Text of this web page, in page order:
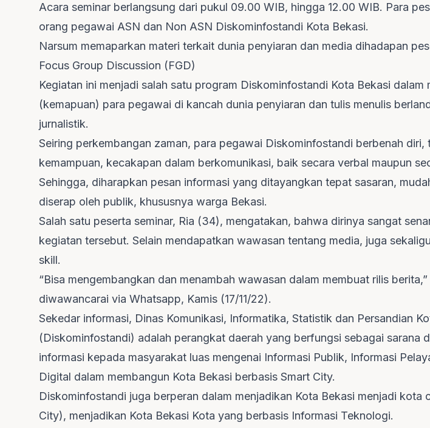
Acara seminar berlangsung dari pukul 09.00 WIB, hingga 12.00 WIB. Para
orang pegawai ASN dan Non ASN Diskominfostandi Kota Bekasi.
Narsum memaparkan materi terkait dunia penyiaran dan media dihadapan
Focus Group Discussion (FGD)
Kegiatan ini menjadi salah satu program Diskominfostandi Kota Bekasi dalam
(kemapuan) para pegawai di kancah dunia penyiaran dan tulis menulis
jurnalistik.
Seiring perkembangan zaman, para pegawai Diskominfostandi berbenah diri,
kemampuan, kecakapan dalam berkomunikasi, baik secara verbal maupun
Sehingga, diharapkan pesan informasi yang ditayangkan tepat sasaran,
diserap oleh publik, khususnya warga Bekasi.
Salah satu peserta seminar, Ria (34), mengatakan, bahwa dirinya sangat
kegiatan tersebut. Selain mendapatkan wawasan tentang media, juga
skill.
“Bisa mengembangkan dan menambah wawasan dalam membuat rilis
diwawancarai via Whatsapp, Kamis (17/11/22).
Sekedar informasi, Dinas Komunikasi, Informatika, Statistik dan Persandian
(Diskominfostandi) adalah perangkat daerah yang berfungsi sebagai sarana
informasi kepada masyarakat luas mengenai Informasi Publik, Informasi
Digital dalam membangun Kota Bekasi berbasis Smart City.
Diskominfostandi juga berperan dalam menjadikan Kota Bekasi menjadi kota
City), menjadikan Kota Bekasi Kota yang berbasis Informasi Teknologi.